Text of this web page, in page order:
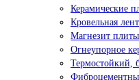
Керамические
Кровельная
Магнезит плиты
Огнеупорное
Термостойкий,